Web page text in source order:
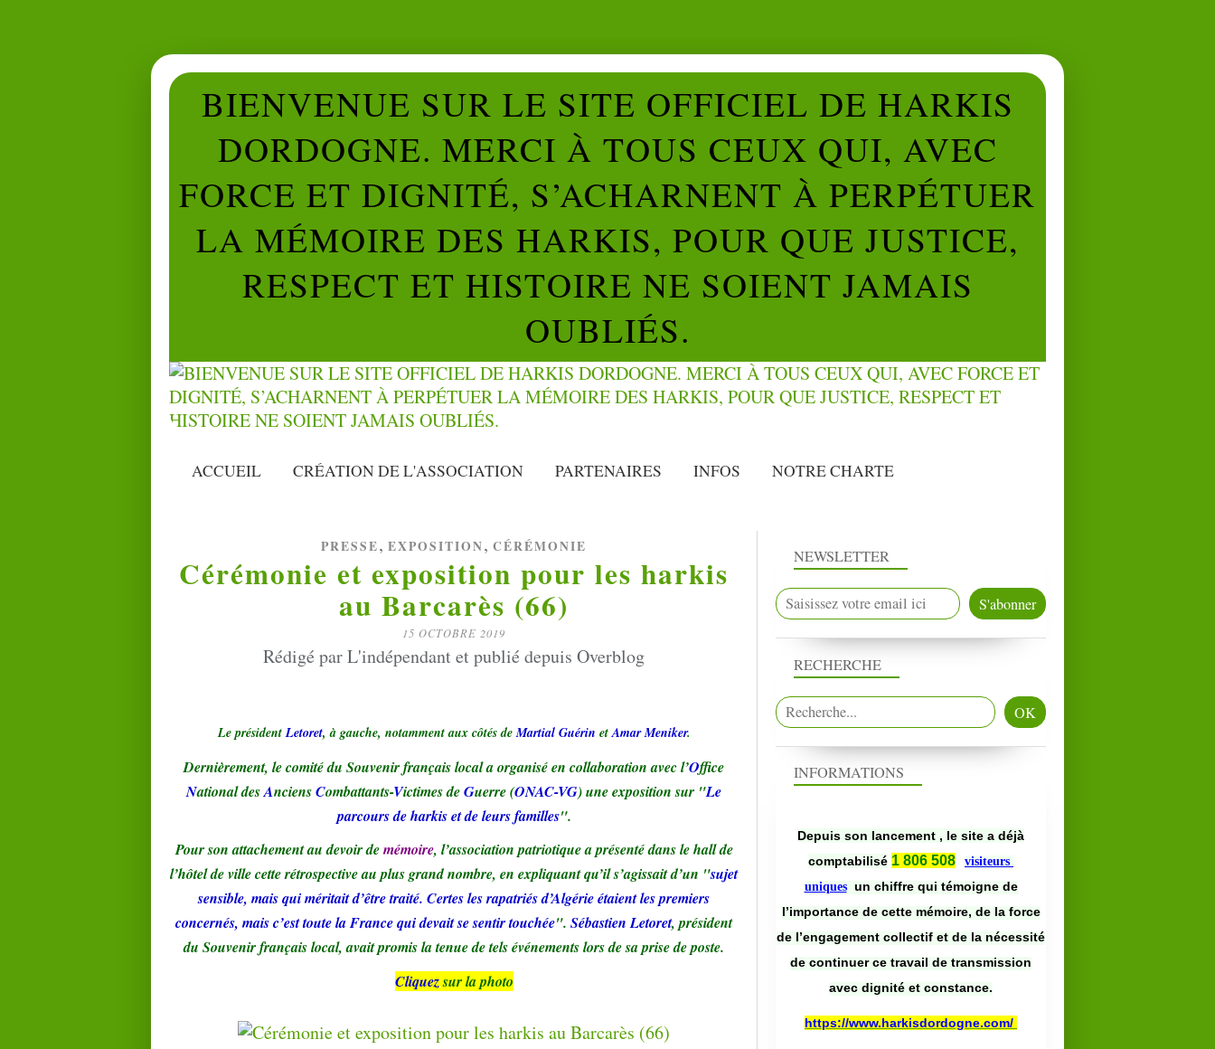
BIENVENUE SUR LE SITE OFFICIEL DE HARKIS
DORDOGNE. MERCI À TOUS CEUX QUI, AVEC
FORCE ET DIGNITÉ, S’ACHARNENT À PERPÉTUER
LA MÉMOIRE DES HARKIS, POUR QUE JUSTICE,
RESPECT ET HISTOIRE NE SOIENT JAMAIS
OUBLIÉS.
ACCUEIL CRÉATION DE L'ASSOCIATION PARTENAIRES INFOS NOTRE CHARTE
PRESSE, EXPOSITION, CÉRÉMONIE
Cérémonie et exposition pour les harkis
au Barcarès (66)
15 OCTOBRE 2019
Rédigé par L'indépendant et publié depuis Overblog
Le présidentLetoret, à gauche, notamment aux côtés deMartial Guérin etAmar Meniker.
Dernièrement, le comité du Souvenir français local a organisé en collaboration avec l’Office
National desAnciensCombattants-Victimes deGuerre (ONAC-VG) une exposition sur "Le
parcours de harkis et de leurs familles".
Pour son attachement au devoir demémoire, l’association patriotique a présenté dans le hall de
l’hôtel de ville cette rétrospective au plus grand nombre, en expliquant qu’il s’agissait d’un "sujet
sensible, mais qui méritait d’être traité. Certes les rapatriés d’Algérie étaient les premiers
concernés, mais c’est toute la France qui devait se sentir touchée". Sébastien Letoret, président
du Souvenir français local, avait promis la tenue de tels événements lors de sa prise de poste.
Cliquezsur la photo
NEWSLETTER
RECHERCHE
INFORMATIONS
Depuis son lancement , le site a déjà
comptabilisé 1 806 508
visiteurs
uniques un chiffre qui témoigne de
l’importance de cette mémoire, de la force
de l’engagement collectif et de la nécessité
de continuer ce travail de transmission
avec dignité et constance.
https://www.harkisdordogne.com/